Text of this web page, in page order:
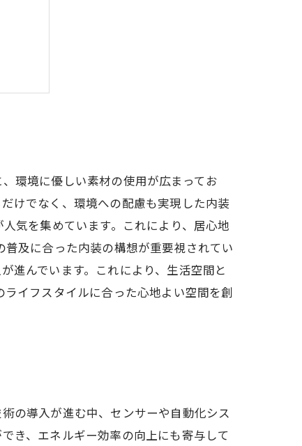
環境に優しい素材の使用が広まってお
けでなく、環境への配慮も実現した内装
気を集めています。これにより、居心地
及に合った内装の構想が重要視されてい
進んでいます。これにより、生活空間と
イフスタイルに合った心地よい空間を創
の導入が進む中、センサーや自動化シス
き、エネルギー効率の向上にも寄与して